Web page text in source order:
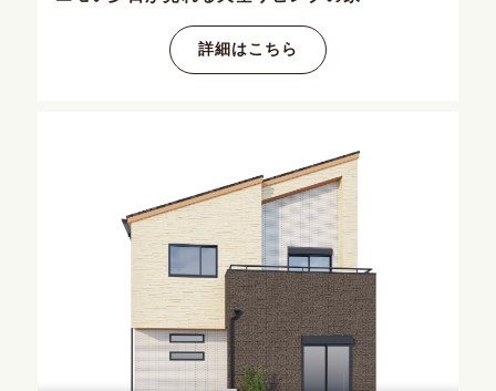
詳細はこちら